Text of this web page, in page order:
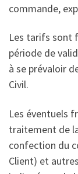
commande,
Les tarifs sont
période de
à se prévaloir
Civil.
Les éventuels
traitement de
confection du
Client) et